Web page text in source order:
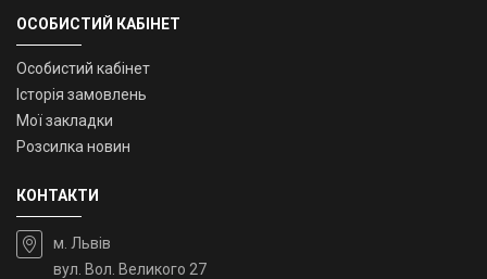
ОСОБИСТИЙ КАБІНЕТ
Особистий кабінет
Історія замовлень
Мої закладки
Розсилка новин
КОНТАКТИ
м. Львів
вул. Вол. Великого 27